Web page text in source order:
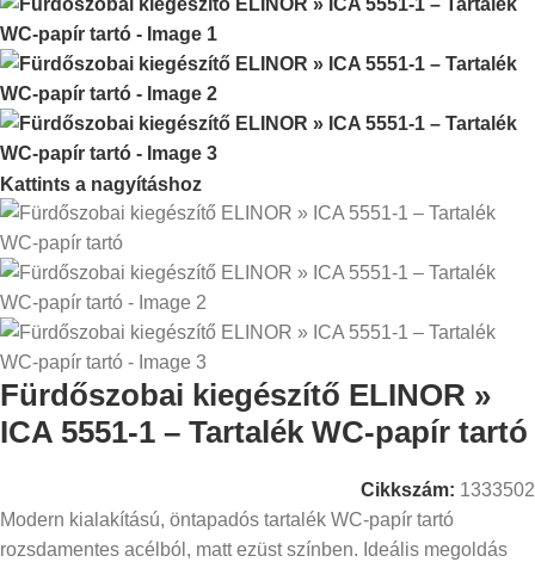
Kattints a nagyításhoz
Fürdőszobai kiegészítő ELINOR »
ICA 5551-1 – Tartalék WC-papír tartó
Cikkszám: 1333502
Modern kialakítású, öntapadós tartalék WC-papír tartó
rozsdamentes acélból, matt ezüst színben. Ideális megoldás